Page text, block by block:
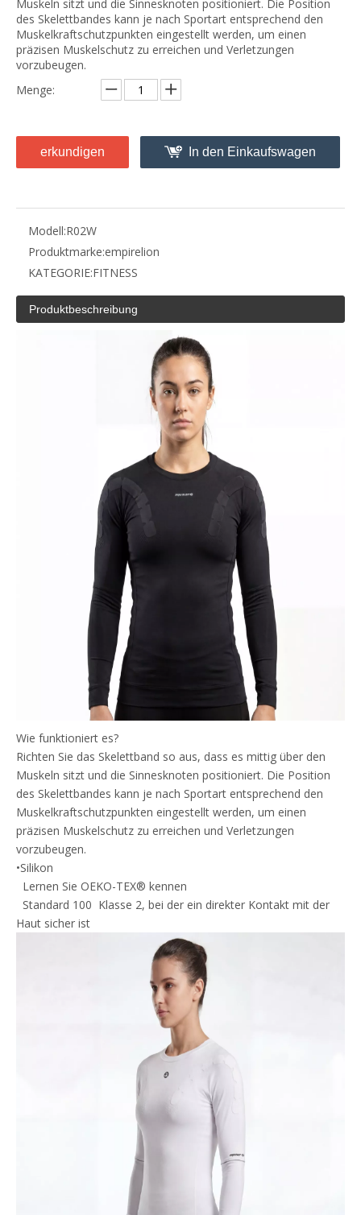
Muskeln sitzt und die Sinnesknoten positioniert. Die Position
des Skelettbandes kann je nach Sportart entsprechend den
Muskelkraftschutzpunkten eingestellt werden, um einen
präzisen Muskelschutz zu erreichen und Verletzungen
vorzubeugen.
Menge:
erkundigen In den Einkaufswagen
Modell:R02W
Produktmarke:empirelion
KATEGORIE:FITNESS
Produktbeschreibung
Wie funktioniert es?
Richten Sie das Skelettband so aus, dass es mittig über den
Muskeln sitzt und die Sinnesknoten positioniert. Die Position
des Skelettbandes kann je nach Sportart entsprechend den
Muskelkraftschutzpunkten eingestellt werden, um einen
präzisen Muskelschutz zu erreichen und Verletzungen
vorzubeugen.
•Silikon
Lernen Sie OEKO-TEX® kennen
Standard 100 Klasse 2, bei der ein direkter Kontakt mit der
Haut sicher ist